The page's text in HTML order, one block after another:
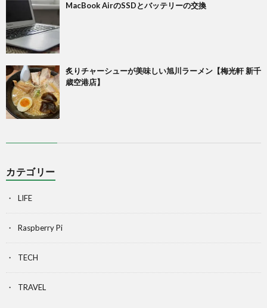
MacBook AirのSSDとバッテリーの交換
炙りチャーシューが美味しい旭川ラーメン【梅光軒 新千
歳空港店】
カテゴリー
LIFE
Raspberry Pi
TECH
TRAVEL